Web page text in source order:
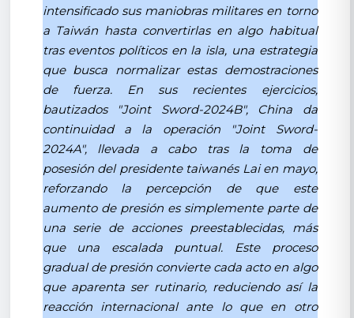
intensificado sus maniobras militares en torno
a Taiwán hasta convertirlas en algo habitual
tras eventos políticos en la isla, una estrategia
que busca normalizar estas demostraciones
de fuerza. En sus recientes ejercicios,
bautizados "Joint Sword-2024B", China da
continuidad a la operación "Joint Sword-
2024A", llevada a cabo tras la toma de
posesión del presidente taiwanés Lai en mayo,
reforzando la percepción de que este
aumento de presión es simplemente parte de
una serie de acciones preestablecidas, más
que una escalada puntual. Este proceso
gradual de presión convierte cada acto en algo
que aparenta ser rutinario, reduciendo así la
reacción internacional ante lo que en otro